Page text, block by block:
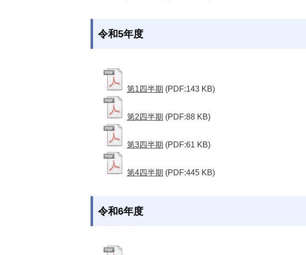
令和5年度
第1四半期 (PDF:143 KB)
第2四半期 (PDF:88 KB)
第3四半期 (PDF:61 KB)
第4四半期 (PDF:445 KB)
令和6年度